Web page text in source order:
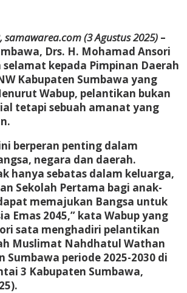
samawarea.com (3 Agustus 2025) –
Drs. H. Mohamad Ansori
kepada Pimpinan Daerah
Kabupaten Sumbawa yang
Wabup, pelantikan bukan
tetapi sebuah amanat yang
berperan penting dalam
negara dan daerah.
hanya sebatas dalam keluarga,
Sekolah Pertama bagi anak-
memajukan Bangsa untuk
Emas 2045,” kata Wabup yang
sata menghadiri pelantikan
Muslimat Nahdhatul Wathan
Sumbawa periode 2025-2030 di
3 Kabupaten Sumbawa,